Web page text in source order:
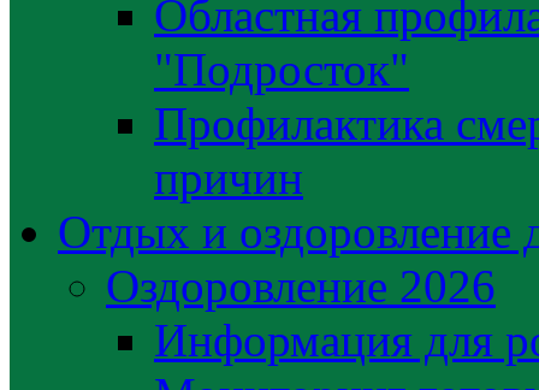
Областная
"Подросток"
Профилактика
причин
Отдых и оздоровление
Оздоровление 2026
Информация для